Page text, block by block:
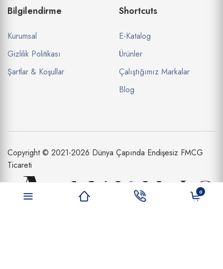
Bilgilendirme
Kurumsal
Gizlilik Politikası
Şartlar & Koşullar
Shortcuts
E-Katalog
Ürünler
Çalıştığımız Markalar
Blog
Copyright © 2021-2026 Dünya Çapında Endişesiz FMCG
Ticareti
0